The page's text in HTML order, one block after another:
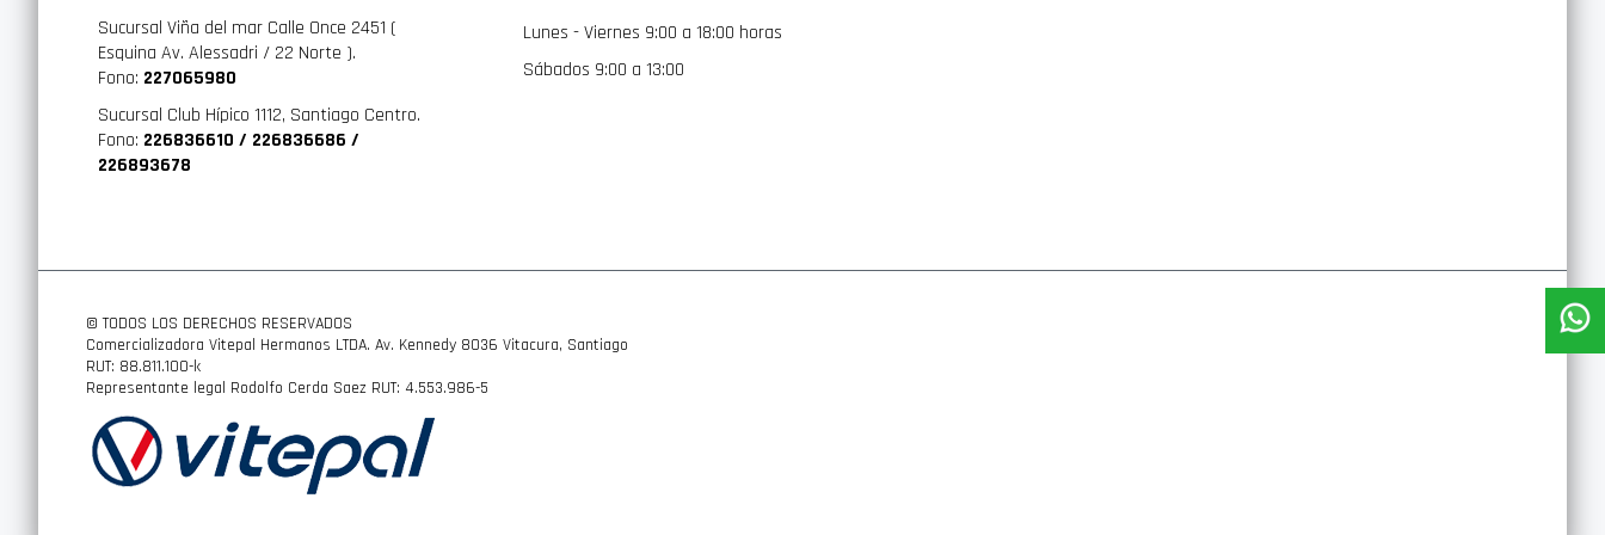
Altura del travesaño 43 cm
Capacidad de carga 75 kg
Sistema de montaje PowerClick
Peso 18.7 kg
Compatible con el sistema One Key ✓
Capacidad de carga de snowboards 3-5
Largo máximo de los esquís 175 cm
Soporte para esquís ✓ Se requiere adaptador: Thule Box Ski Carrier Adapter 694-8
Color Black Matte
Se ajusta a Thule WingBar Evo ✓
Sucursal Viña del mar Calle Once 2451 (
Esquina Av. Alessadri / 22 Norte ).
Fono: 227065980
Sucursal Club Hípico 1112, Santiago Centro.
Fono: 226836610 / 226836686 /
226893678
Lunes - Viernes 9:00 a 18:00 horas
Sábados 9:00 a 13:00
© TODOS LOS DERECHOS RESERVADOS
Comercializadora Vitepal Hermanos LTDA. Av. Kennedy 8036 Vitacura, Santiago
RUT: 88.811.100-k
Representante legal Rodolfo Cerda Saez RUT: 4.553.986-5